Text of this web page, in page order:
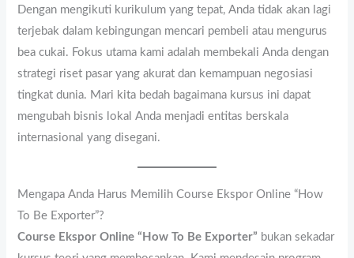
Dengan mengikuti kurikulum yang tepat, Anda tidak akan lagi
terjebak dalam kebingungan mencari pembeli atau mengurus
bea cukai. Fokus utama kami adalah membekali Anda dengan
strategi riset pasar yang akurat dan kemampuan negosiasi
tingkat dunia. Mari kita bedah bagaimana kursus ini dapat
mengubah bisnis lokal Anda menjadi entitas berskala
internasional yang disegani.
Mengapa Anda Harus Memilih Course Ekspor Online “How
To Be Exporter”?
Course Ekspor Online “How To Be Exporter” bukan sekadar